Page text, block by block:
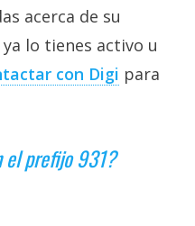
acerca de su
lo tienes activo u
con Digi‎ para
el prefijo 931?